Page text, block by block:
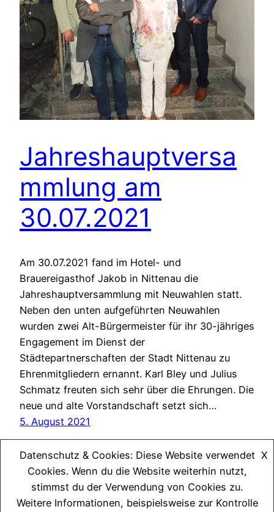
Jahreshauptversa
mmlung am
30.07.2021
Am 30.07.2021 fand im Hotel- und
Brauereigasthof Jakob in Nittenau die
Jahreshauptversammlung mit Neuwahlen statt.
Neben den unten aufgeführten Neuwahlen
wurden zwei Alt-Bürgermeister für ihr 30-jähriges
Engagement im Dienst der
Städtepartnerschaften der Stadt Nittenau zu
Ehrenmitgliedern ernannt. Karl Bley und Julius
Schmatz freuten sich sehr über die Ehrungen. Die
neue und alte Vorstandschaft setzt sich…
5. August 2021
← Vorherige Seite
Datenschutz & Cookies: Diese Website verwendet
Cookies. Wenn du die Website weiterhin nutzt,
stimmst du der Verwendung von Cookies zu.
Weitere Informationen, beispielsweise zur Kontrolle
X